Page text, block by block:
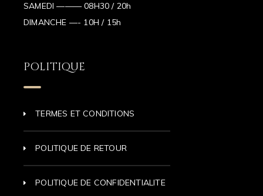
SAMEDI ——— 08H30 / 20h
DIMANCHE —- 10H / 15h
POLITIQUE
TERMES ET CONDITIONS
POLITIQUE DE RETOUR
POLITIQUE DE CONFIDENTIALITE